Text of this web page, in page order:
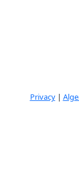
Privacy|